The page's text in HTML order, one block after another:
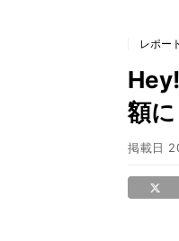
レポート
額
掲載日